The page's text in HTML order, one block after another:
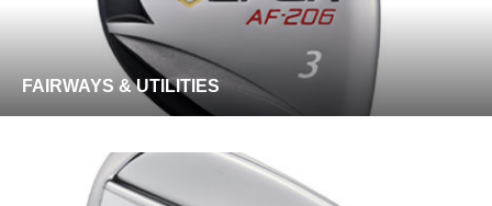
FAIRWAYS & UTILITIES